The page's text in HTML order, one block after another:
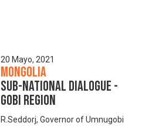
20 Mayo, 2021
Mongolia
Sub-national dialogue -
Gobi region
R.Seddorj, Governor of Umnugobi